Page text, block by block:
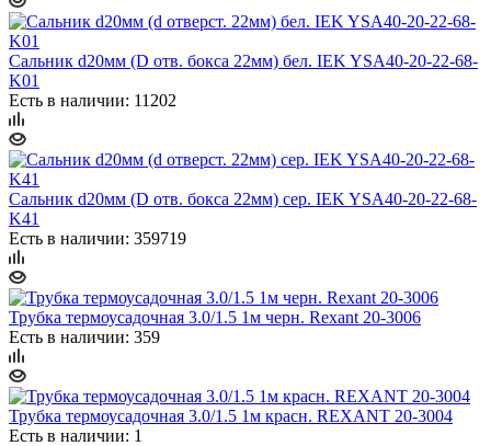
Сальник d20мм (D отв. бокса 22мм) бел. IEK YSA40-20-22-68-
K01
Есть в наличии: 11202
Сальник d20мм (D отв. бокса 22мм) сер. IEK YSA40-20-22-68-
K41
Есть в наличии: 359719
Трубка термоусадочная 3.0/1.5 1м черн. Rexant 20-3006
Есть в наличии: 359
Трубка термоусадочная 3.0/1.5 1м красн. REXANT 20-3004
Есть в наличии: 1